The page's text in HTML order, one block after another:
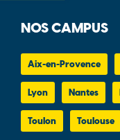
NOS CAMPUS
Aix-en-Provence
Lyon Nantes
Toulon Toulouse